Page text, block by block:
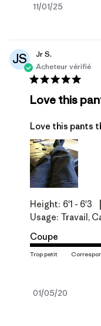
Date
11/01/25
JS
Jr S.
Acheteur vérifié
Love this
Love this pants
Height: 6'1 - 6'3
Usage: Travail,
Coupe
Date
01/05/20